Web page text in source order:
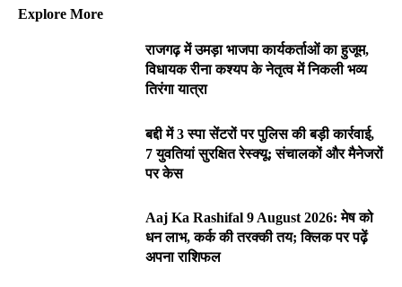
Explore More
राजगढ़ में उमड़ा भाजपा कार्यकर्ताओं का हुजूम,
विधायक रीना कश्यप के नेतृत्व में निकली भव्य
तिरंगा यात्रा
बद्दी में 3 स्पा सेंटरों पर पुलिस की बड़ी कार्रवाई,
7 युवतियां सुरक्षित रेस्क्यू; संचालकों और मैनेजरों
पर केस
Aaj Ka Rashifal 9 August 2026: मेष को
धन लाभ, कर्क की तरक्की तय; क्लिक पर पढ़ें
अपना राशिफल